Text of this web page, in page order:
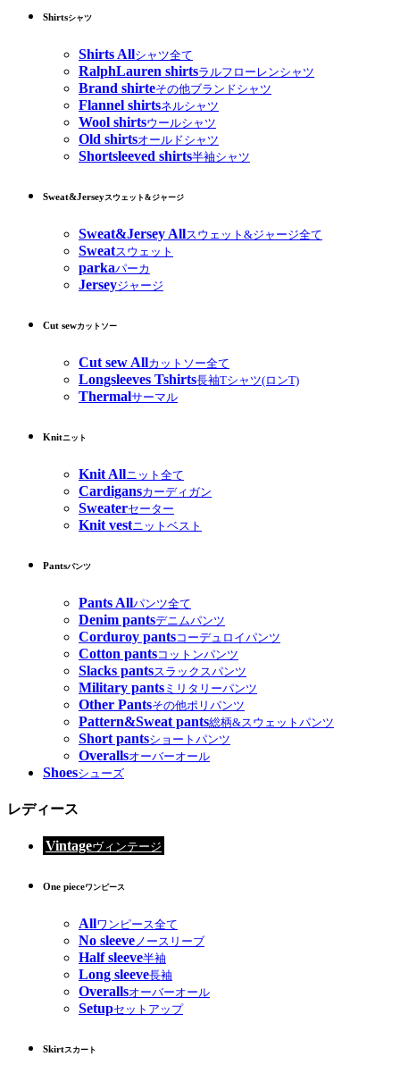
Shirtsシャツ
Shirts Allシャツ全て
RalphLauren shirtsラルフローレンシャツ
Brand shirteその他ブランドシャツ
Flannel shirtsネルシャツ
Wool shirtsウールシャツ
Old shirtsオールドシャツ
Shortsleeved shirts半袖シャツ
Sweat&Jerseyスウェット&ジャージ
Sweat&Jersey Allスウェット&ジャージ全て
Sweatスウェット
parkaパーカ
Jerseyジャージ
Cut sewカットソー
Cut sew Allカットソー全て
Longsleeves Tshirts長袖Tシャツ(ロンT)
Thermalサーマル
Knitニット
Knit Allニット全て
Cardigansカーディガン
Sweaterセーター
Knit vestニットベスト
Pantsパンツ
Pants Allパンツ全て
Denim pantsデニムパンツ
Corduroy pantsコーデュロイパンツ
Cotton pantsコットンパンツ
Slacks pantsスラックスパンツ
Military pants ミリタリーパンツ
Other Pantsその他ポリパンツ
Pattern&Sweat pants総柄&スウェットパンツ
Short pantsショートパンツ
Overallsオーバーオール
Shoesシューズ
レディース
Vintageヴィンテージ
One pieceワンピース
Allワンピース全て
No sleeveノースリーブ
Half sleeve半袖
Long sleeve長袖
Overallsオーバーオール
Setupセットアップ
Skirtスカート